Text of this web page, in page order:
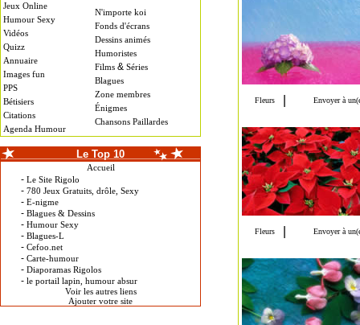
Jeux Online
Humour Sexy
Vidéos
Quizz
Annuaire
Images fun
PPS
Bétisiers
Citations
Agenda Humour
N'importe koi
Fonds d'écrans
Dessins animés
Humoristes
Films & Séries
Blagues
Zone membres
Énigmes
Chansons Paillardes
Le Top 10
Accueil
- Le Site Rigolo
- 780 Jeux Gratuits, drôle, Sexy
- E-nigme
- Blagues & Dessins
- Humour Sexy
- Blagues-L
- Cefoo.net
- Carte-humour
- Diaporamas Rigolos
- le portail lapin, humour absur
Voir les autres liens
Ajouter votre site